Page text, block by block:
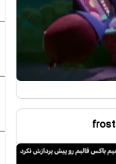
frost